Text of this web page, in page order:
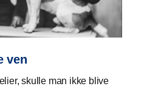
ven
skulle man ikke blive